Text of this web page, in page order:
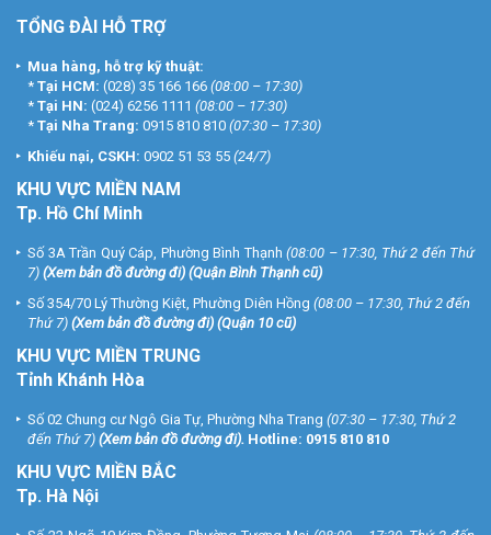
TỔNG ĐÀI HỖ TRỢ
Mua hàng, hỗ trợ kỹ thuật:
* Tại HCM: (028) 35 166 166 (08:00 – 17:30)
* Tại HN: (024) 6256 1111 (08:00 – 17:30)
* Tại Nha Trang: 0915 810 810 (07:30 – 17:30)
Khiếu nại, CSKH: 0902 51 53 55 (24/7)
KHU VỰC MIỀN NAM
Tp. Hồ Chí Minh
Số 3A Trần Quý Cáp, Phường Bình Thạnh (08:00 – 17:30, Thứ 2 đến Thứ
7) (Xem bản đồ đường đi) (Quận Bình Thạnh cũ)
Số 354/70 Lý Thường Kiệt, Phường Diên Hồng (08:00 – 17:30, Thứ 2 đến
Thứ 7) (Xem bản đồ đường đi) (Quận 10 cũ)
KHU VỰC MIỀN TRUNG
Tỉnh Khánh Hòa
Số 02 Chung cư Ngô Gia Tự, Phường Nha Trang (07:30 – 17:30, Thứ 2
đến Thứ 7) (Xem bản đồ đường đi). Hotline: 0915 810 810
KHU VỰC MIỀN BẮC
Tp. Hà Nội